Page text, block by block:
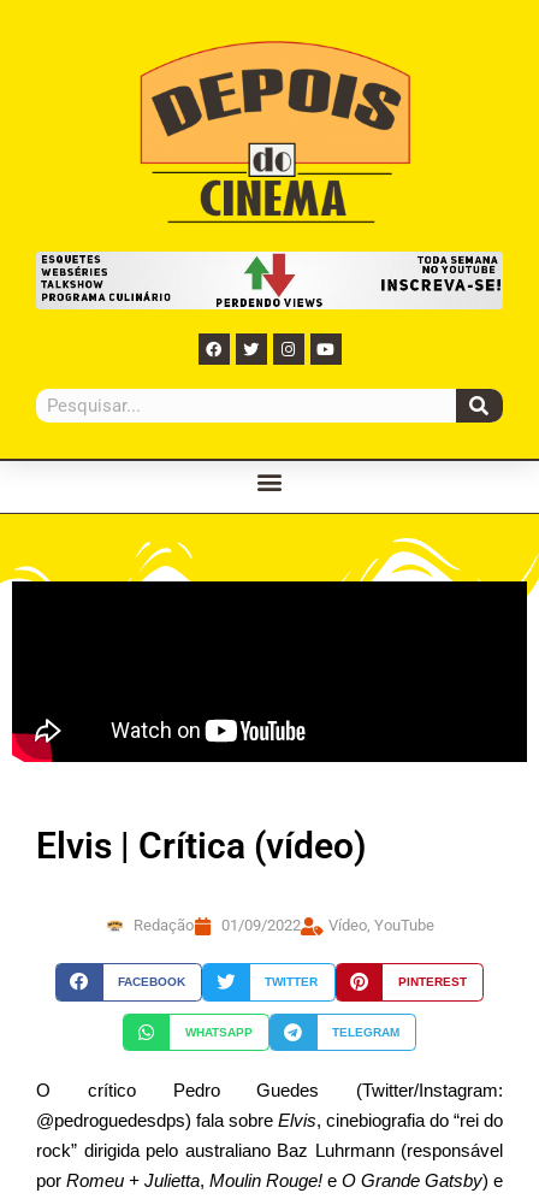
Elvis | Crítica (vídeo)
Redação 01/09/2022 Vídeo, YouTube
FACEBOOK TWITTER PINTEREST
WHATSAPP TELEGRAM
O crítico Pedro Guedes (Twitter/Instagram:
@pedroguedesdps) fala sobre Elvis, cinebiografia do “rei do
rock” dirigida pelo australiano Baz Luhrmann (responsável
por Romeu + Julietta, Moulin Rouge! e O Grande Gatsby) e